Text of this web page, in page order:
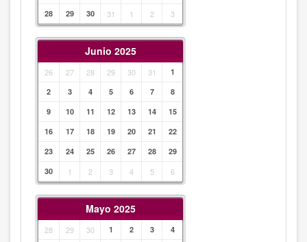
28
29 30 31 1 2 3
Junio 2025
26 27 28 29 30 31
1
2
3 4 5 6 7
8
9
10 11 12 13 14
15
16
17 18 19 20 21
22
23
24 25 26 27 28
29
30
1 2 3 4 5 6
Mayo 2025
28 29 30 1 2 3 4